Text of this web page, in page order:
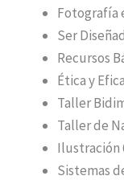
Fotografía
Ser
Recursos
Ética y
Taller
Taller de
Ilustración
Sistemas